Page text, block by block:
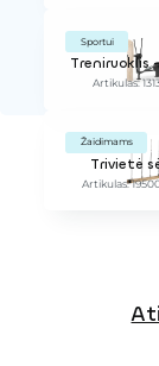
Sportui
Treniruoklis
Artikulas:
Žaidimams
Trivietė
Artikulas: